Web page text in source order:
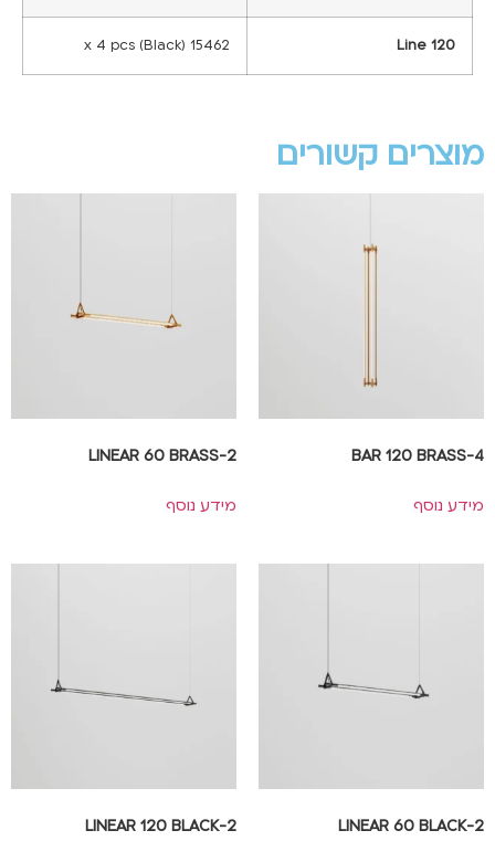
Line 120
15462 x 4 pcs (Black)
מוצרים קשורים
4-BAR 120 BRASS
מידע נוסף
2-LINEAR 60 BRASS
מידע נוסף
2-LINEAR 60 BLACK
2-LINEAR 120 BLACK